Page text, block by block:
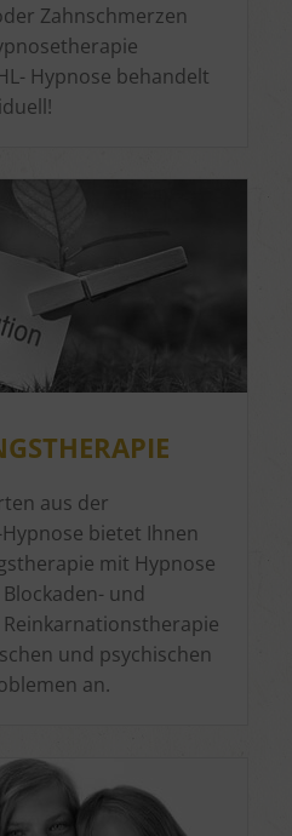
Zahnschmerzen
Hypnose behandelt
aus der
bietet Ihnen
mit Hypnose
und
und psychischen
an.